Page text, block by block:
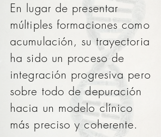
En lugar de presentar
múltiples formaciones como
acumulación, su trayectoria
ha sido un proceso de
integración progresiva pero
sobre todo de depuración
hacia un modelo clínico
más preciso y coherente.